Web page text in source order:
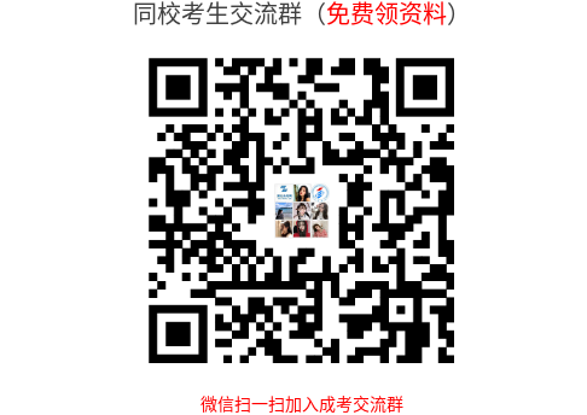
同校考生交流群（免费领资料）
微信扫一扫加入成考交流群